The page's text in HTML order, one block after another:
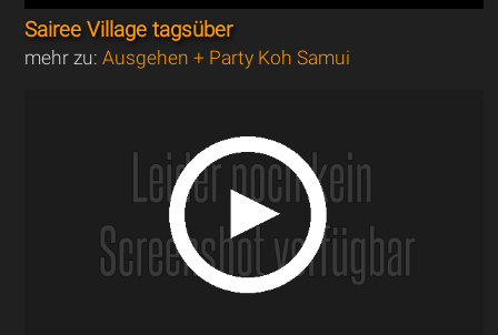
Sairee Village tagsüber
mehr zu:Ausgehen + Party Koh Samui